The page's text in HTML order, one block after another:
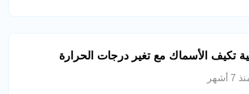
تكيف الأسماك مع تغير درجات الحرارة
7 أشهر